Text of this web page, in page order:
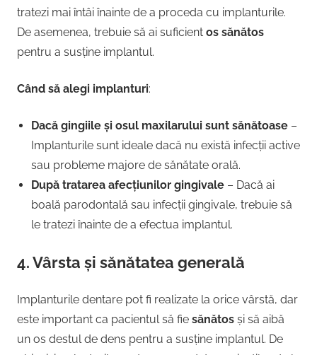
tratezi mai întâi înainte de a proceda cu implanturile.
De asemenea, trebuie să ai suficient os sănătos
pentru a susține implantul.
Când să alegi implanturi:
Dacă gingiile și osul maxilarului sunt sănătoase –
Implanturile sunt ideale dacă nu există infecții active
sau probleme majore de sănătate orală.
După tratarea afecțiunilor gingivale – Dacă ai
boală parodontală sau infecții gingivale, trebuie să
le tratezi înainte de a efectua implantul.
4.Vârsta și sănătatea generală
Implanturile dentare pot fi realizate la orice vârstă, dar
este important ca pacientul să fie sănătos și să aibă
un os destul de dens pentru a susține implantul. De